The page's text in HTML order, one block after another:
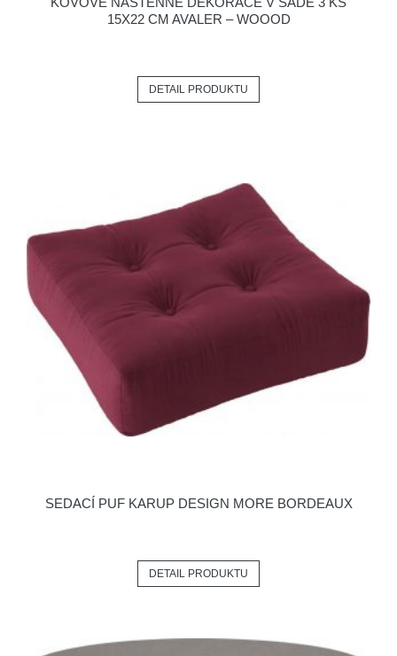
15X22 CM AVALER – WOOOD
DETAIL PRODUKTU
SEDACÍ PUF KARUP DESIGN MORE BORDEAUX
DETAIL PRODUKTU